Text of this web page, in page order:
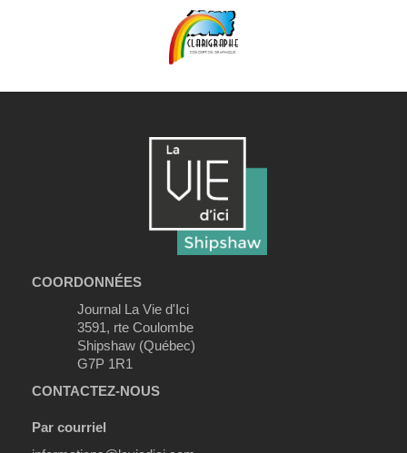
COORDONNÉES
Journal La Vie d'Ici
3591, rte Coulombe
Shipshaw (Québec)
G7P 1R1
CONTACTEZ-NOUS
Par courriel